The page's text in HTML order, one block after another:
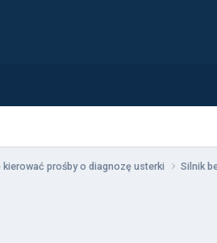
prośby o diagnozę usterki Silnik